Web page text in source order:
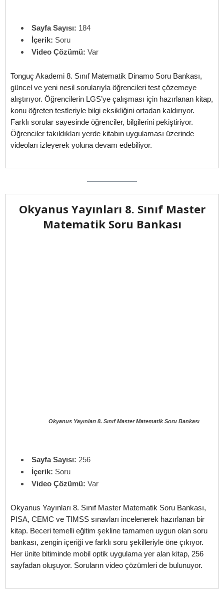
Sayfa Sayısı: 184
İçerik: Soru
Video Çözümü: Var
Tonguç Akademi 8. Sınıf Matematik Dinamo Soru Bankası,
güncel ve yeni nesil sorularıyla öğrencileri test çözemeye
alıştırıyor. Öğrencilerin LGS’ye çalışması için hazırlanan kitap,
konu öğreten testleriyle bilgi eksikliğini ortadan kaldırıyor.
Farklı sorular sayesinde öğrenciler, bilgilerini pekiştiriyor.
Öğrenciler takıldıkları yerde kitabın uygulaması üzerinde
videoları izleyerek yoluna devam edebiliyor.
Okyanus Yayınları 8. Sınıf Master
Matematik Soru Bankası
Okyanus Yayınları 8. Sınıf Master Matematik Soru Bankası
Sayfa Sayısı: 256
İçerik: Soru
Video Çözümü: Var
Okyanus Yayınları 8. Sınıf Master Matematik Soru Bankası,
PISA, CEMC ve TIMSS sınavları incelenerek hazırlanan bir
kitap. Beceri temelli eğitim şekline tamamen uygun olan soru
bankası, zengin içeriği ve farklı soru şekilleriyle öne çıkıyor.
Her ünite bitiminde mobil optik uygulama yer alan kitap, 256
sayfadan oluşuyor. Soruların video çözümleri de bulunuyor.